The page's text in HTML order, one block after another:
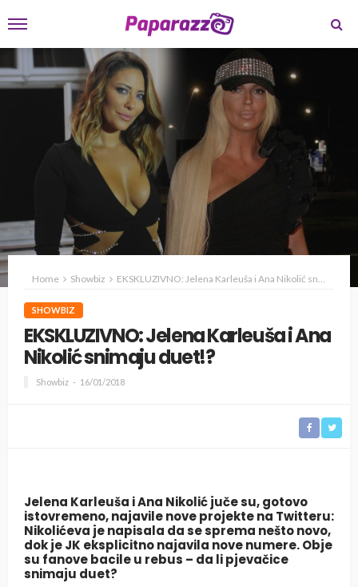
Home Showbiz EKSKLUZIVNO: Jelena Karleuša i Ana Nikolić snimaju duet!?
SHOWBIZ
EKSKLUZIVNO: Jelena Karleuša i Ana
Nikolić snimaju duet!?
Showbiz 16/01/2018
Jelena Karleuša i Ana Nikolić juče su, gotovo
istovremeno, najavile nove projekte na Twitteru:
Nikolićeva je napisala da se sprema nešto novo,
dok je JK eksplicitno najavila nove numere. Obje
su fanove bacile u rebus – da li pjevačice
snimaju duet?